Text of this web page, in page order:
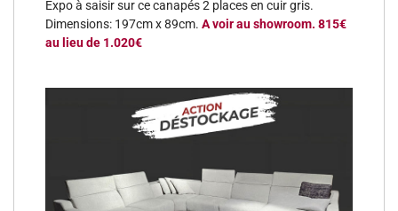
Expo à saisir sur ce canapés 2 places en cuir gris.
Dimensions: 197cm x 89cm. A voir au showroom. 815€
au lieu de 1.020€